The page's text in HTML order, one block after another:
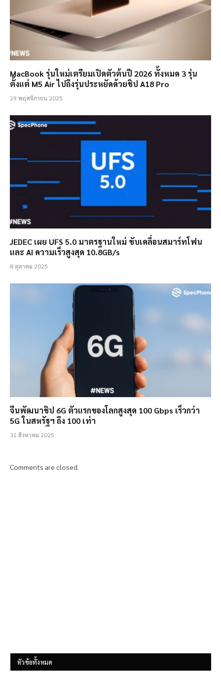
MacBook รุ่นใหม่เตรียมเปิดตัวต้นปี 2026 ทั้งหมด 3 รุ่น
ตั้งแต่ M5 Air ไปถึงรุ่นประหยัดด้วยชิป A18 Pro
29 พฤศจิกายน 2025
JEDEC เผย UFS 5.0 มาตรฐานใหม่ ขับเคลื่อนสมาร์ทโฟน
และ AI ความเร็วสูงสุด 10.8GB/s
8 ตุลาคม 2025
จีนพัฒนาชิป 6G ตัวแรกของโลกสูงสุด 100 Gbps เร็วกว่า
5G ในสหรัฐฯ ถึง 100 เท่า
31 สิงหาคม 2025
Comments are closed.
หัวข้อทั้งหมด